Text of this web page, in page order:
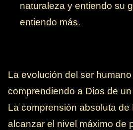
naturaleza y entiendo su
entiendo más.
La evolución del ser
comprendiendo a Dios de
La comprensión absoluta de
alcanzar el nivel máximo de